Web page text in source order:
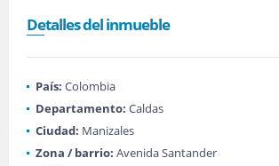
Detalles del inmueble
País: Colombia
Departamento: Caldas
Ciudad: Manizales
Zona / barrio: Avenida Santander